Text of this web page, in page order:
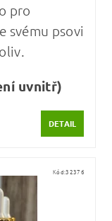
pro
svému psovi
uvnitř)
DETAIL
Kód:32376